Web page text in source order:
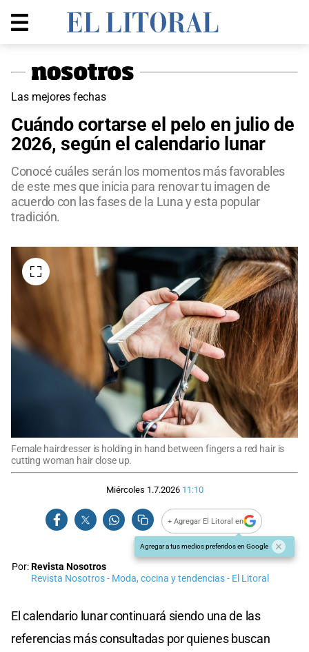
Las mejores fechas
Cuándo cortarse el pelo en julio de
2026, según el calendario lunar
Conocé cuáles serán los momentos más favorables
de este mes que inicia para renovar tu imagen de
acuerdo con las fases de la Luna y esta popular
tradición.
Female hairdresser is holding in hand between fingers a red hair is
cutting woman hair close up.
Miércoles 1.7.2026 11:10
+ Agregar El Litoral en
Agregar a tus medios preferidos en Google
Por:Revista Nosotros
Revista Nosotros - Moda, cocina y tendencias - El Litoral
El calendario lunar continuará siendo una de las
referencias más consultadas por quienes buscan